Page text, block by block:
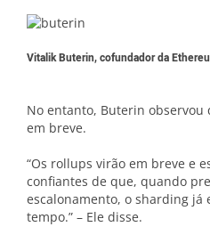
Vitalik Buterin, cofundador da
No entanto, Buterin
em breve.
“Os rollups virão em breve e
confiantes de que, quando
escalonamento, o sharding
tempo.” – Ele disse.